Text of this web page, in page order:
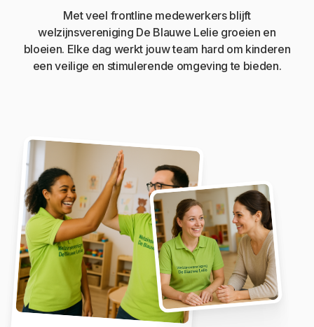
Met veel frontline medewerkers blijft
welzijnsvereniging De Blauwe Lelie groeien en
bloeien. Elke dag werkt jouw team hard om kinderen
een veilige en stimulerende omgeving te bieden.